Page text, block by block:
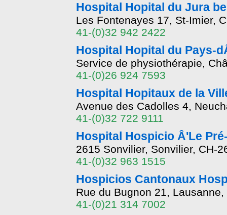
Hospital Hopital du Jura
Les Fontenayes 17, St-Imier,
41-(0)32 942 2422
Hospital Hopital du Pays-
Service de physiothérapie,
41-(0)26 924 7593
Hospital Hopitaux de la
Avenue des Cadolles 4,
41-(0)32 722 9111
Hospital Hospicio Â'Le
2615 Sonvilier, Sonvilier, CH-
41-(0)32 963 1515
Hospicios Cantonaux
Rue du Bugnon 21, Lausanne,
41-(0)21 314 7002